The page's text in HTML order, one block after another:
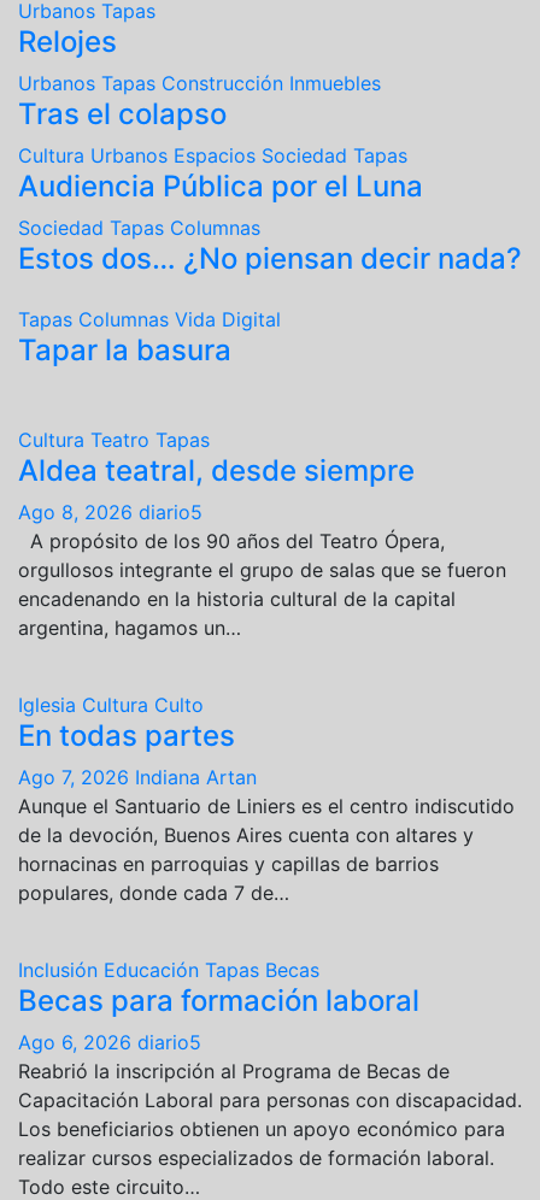
Urbanos Tapas
Relojes
Urbanos Tapas Construcción Inmuebles
Tras el colapso
Cultura Urbanos Espacios Sociedad Tapas
Audiencia Pública por el Luna
Sociedad Tapas Columnas
Estos dos… ¿No piensan decir nada?
Tapas Columnas Vida Digital
Tapar la basura
Cultura Teatro Tapas
Aldea teatral, desde siempre
Ago 8, 2026 diario5
A propósito de los 90 años del Teatro Ópera,
orgullosos integrante el grupo de salas que se fueron
encadenando en la historia cultural de la capital
argentina, hagamos un…
Iglesia Cultura Culto
En todas partes
Ago 7, 2026 Indiana Artan
Aunque el Santuario de Liniers es el centro indiscutido
de la devoción, Buenos Aires cuenta con altares y
hornacinas en parroquias y capillas de barrios
populares, donde cada 7 de…
Inclusión Educación Tapas Becas
Becas para formación laboral
Ago 6, 2026 diario5
Reabrió la inscripción al Programa de Becas de
Capacitación Laboral para personas con discapacidad.
Los beneficiarios obtienen un apoyo económico para
realizar cursos especializados de formación laboral.
Todo este circuito…